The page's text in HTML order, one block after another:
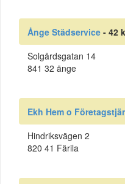
Ånge Städservice - 42
Solgårdsgatan 14
841 32 änge
Ekh Hem o
Hindriksvägen 2
820 41 Färila